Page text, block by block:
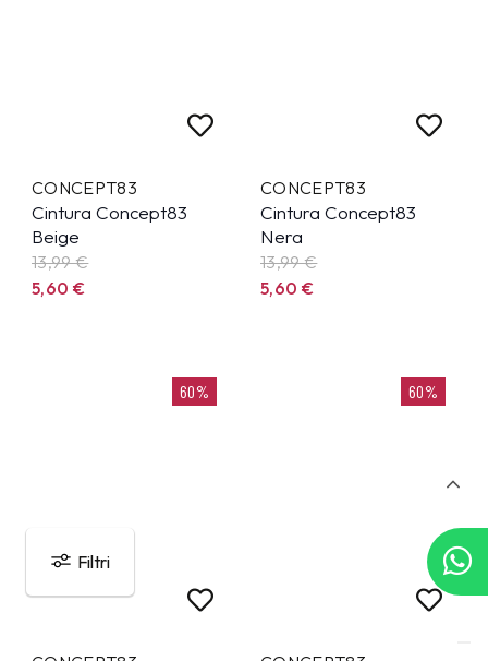
Filtri
CONCEPT83
Cintura Concept83
Beige
13,99€
5,60 €
CONCEPT83
Cintura Concept83
Nera
13,99€
5,60 €
60% 60%